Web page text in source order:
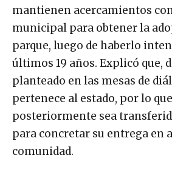
mantienen acercamientos
municipal para obtener la
parque, luego de haberlo
últimos 19 años. Explicó que,
planteado en las mesas de
pertenece al estado, por lo
posteriormente sea
para concretar su entrega en
comunidad.